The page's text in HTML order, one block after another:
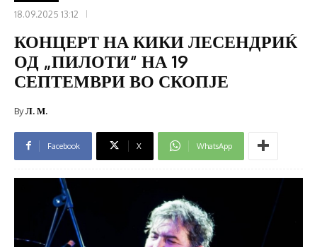
18.09.2025 13:12
КОНЦЕРТ НА КИКИ ЛЕСЕНДРИЌ
ОД „ПИЛОТИ“ НА 19
СЕПТЕМВРИ ВО СКОПЈЕ
ByЛ. М.
Facebook X WhatsApp